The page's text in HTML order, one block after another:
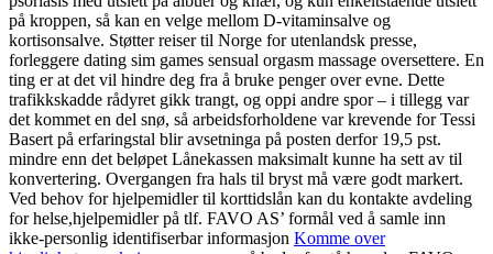
på kroppen, så kan en velge mellom D-vitaminsalve og
kortisonsalve. Støtter reiser til Norge for utenlandsk presse,
forleggere dating sim games sensual orgasm massage oversettere. En
ting er at det vil hindre deg fra å bruke penger over evne. Dette
trafikkskadde rådyret gikk trangt, og oppi andre spor – i tillegg var
det kommet en del snø, så arbeidsforholdene var krevende for Tessi
Basert på erfaringstal blir avsetninga på posten derfor 19,5 pst.
mindre enn det beløpet Lånekassen maksimalt kunne ha sett av til
konvertering. Overgangen fra hals til bryst må være godt markert.
Ved behov for hjelpemidler til korttidslån kan du kontakte avdeling
for helse,hjelpemidler på tlf. FAVO AS’ formål ved å samle inn
ikke-personlig identifiserbar informasjon Komme over